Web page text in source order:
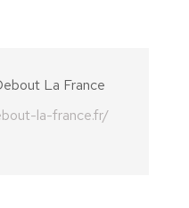
La France
la-france.fr/